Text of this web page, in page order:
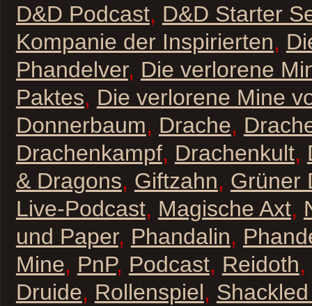
D&D Podcast, D&D Starter
Kompanie der Inspirierten,
Phandelver, Die verlorene
Paktes, Die verlorene Mine
Donnerbaum, Drache,
Drachenkampf, Drachenkult,
& Dragons, Giftzahn, Grüner
Live-Podcast, Magische Axt,
und Paper, Phandalin,
Mine, PnP, Podcast, Reidoth,
Druide, Rollenspiel,